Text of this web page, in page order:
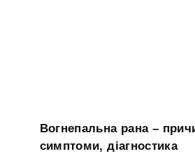
Вогнепальна рана –
симптоми, діагностика